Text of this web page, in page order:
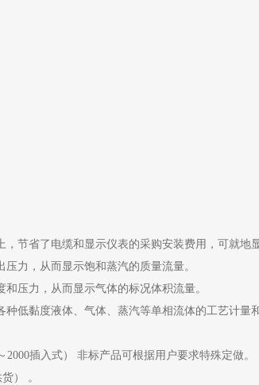
节省了电缆和显示仪表的采购安装费用，可就地
力，从而显示饱和蒸汽的质量流量。
压力，从而显示气体的标况体积流量。
低黏度液体、气体、蒸汽等单相流体的工艺计量
2000插入式） 非标产品可根据用户要求特殊定做。
） 。